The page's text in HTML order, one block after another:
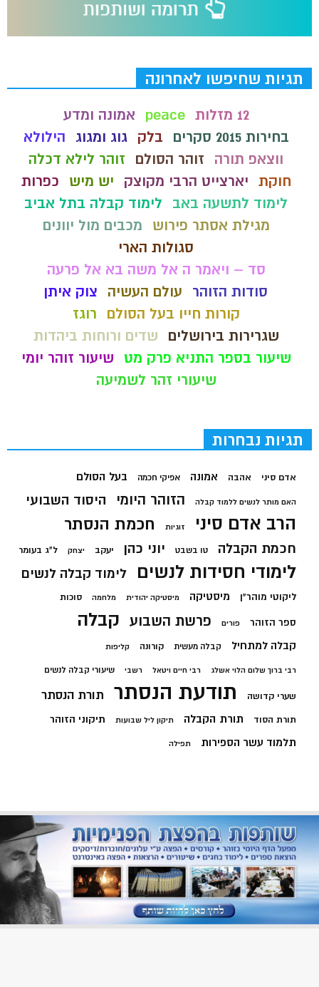
תגיות שחיפשו לאחרונה
12 מזלות peace
אמונה ומדע
בחירות 2015 סקרים
בלק גוג ומגוג
הילולא
ווצאפ תורה
זוהר הסולם
זוהר לילא דכלה
חוקת יארצייט הרבי מקוצק יש מיש
כפרות
לימוד לתשעה באב לימוד קבלה בתל אביב
מגילת אסתר פירוש
מכבים מול יוונים
סגולות הארי
סד – ויאמר ה אל משה בא אל פרעה
סודות הזוהר
עולם העשיה
צוק איתן
קורות חייו בעל הסולם
רוגז
שגרירות בירושלים
שדים ורוחות ביהדות
שיעור בספר התניא פרק מט
שיעור זוהר יומי
שיעורי זהר לשמיעה
תגיות נבחרות
אדם סיני אהבה אמונה אפיקי חכמה בעל הסולם
האם מותר לנשים ללמוד קבלה הזוהר היומי היסוד השבועי
הרב אדם סיני זוגיות חכמת הנסתר
חכמת הקבלה טו בשבט יוני כהן יעקב יצחק ל"ג בעומר
לימודי חסידות לנשים לימוד קבלה לנשים
ליקוטי מוהר"ן מיסטיקה מיסטיקה יהודית מלחמה סוכות
ספר הזוהר פורים פרשת השבוע קבלה
קבלה למתחיל קבלה מעשית קורונה קליפות
רבי ברוך שלום הלוי אשלג רבי חיים ויטאל רשבי שיעורי קבלה לנשים
שערי קדושה תודעת הנסתר תורת הנסתר
תורת הסוד תורת הקבלה תיקון ליל שבועות תיקוני הזוהר
תלמוד עשר הספירות תפילה